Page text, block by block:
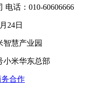
话：010-60606666
24日
智慧产业园
小米华东总部
务合作